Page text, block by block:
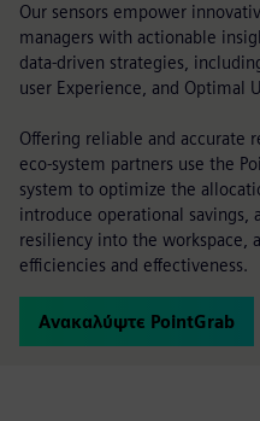
Our sensors empower
managers with actionable
data-driven strategies,
user Experience, and Optimal
Offering reliable and accurate
eco-system partners use the
system to optimize the
introduce operational savings,
resiliency into the workspace,
efficiencies and effectiveness.
Ανακαλύψτε PointGrab